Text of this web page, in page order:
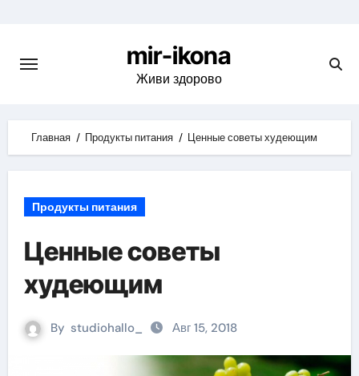
content
mir-ikona
Живи здорово
Главная Продукты питания Ценные советы худеющим
Продукты питания
Ценные советы
худеющим
By studiohallo_ Авг 15, 2018